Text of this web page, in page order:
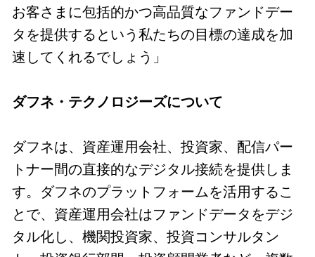
お客さまに包括的かつ高品質なファンドデー
タを提供するという私たちの目標の達成を加
速してくれるでしょう」
ダフネ・テクノロジーズについて
ダフネは、資産運用会社、投資家、配信パー
トナー間の直接的なデジタル接続を提供しま
す。ダフネのプラットフォームを活用するこ
とで、資産運用会社はファンドデータをデジ
タル化し、機関投資家、投資コンサルタン